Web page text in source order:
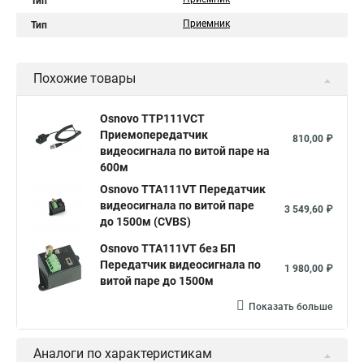
Тип Приемник
Похожие товары
Osnovo TTP111VCT
Приемопередатчик
видеосигнала по витой паре на
600м
810,00 ₽
Osnovo TTA111VT Передатчик
видеосигнала по витой паре
до 1500м (CVBS)
3 549,60 ₽
Osnovo TTA111VT без БП
Передатчик видеосигнала по
витой паре до 1500м
1 980,00 ₽
Показать больше
Аналоги по характеристикам